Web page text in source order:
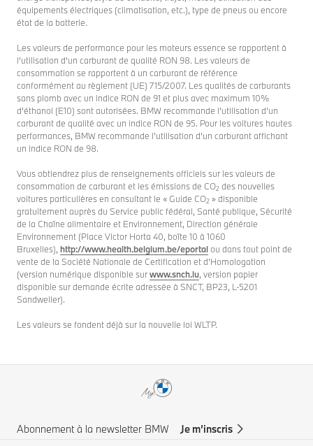
équipements électriques (climatisation, etc.), type de pneus ou encore
état de la batterie.
Les valeurs de performance pour les moteurs essence se rapportent à
l’utilisation d’un carburant de qualité RON 98. Les valeurs de
consommation se rapportent à un carburant de référence
conformément au règlement (UE) 715/2007. Les qualités de carburants
sans plomb avec un indice RON de 91 et plus avec maximum 10%
d’éthanol (E10) sont autorisées. BMW recommande l’utilisation d’un
carburant de qualité avec un indice RON de 95. Pour les voitures hautes
performances, BMW recommande l’utilisation d’un carburant affichant
un indice RON de 98.
Vous obtiendrez plus de renseignements officiels sur les valeurs de
consommation de carburant et les émissions de CO2 des nouvelles
voitures particulières en consultant le « Guide CO2 » disponible
gratuitement auprès du Service public fédéral, Santé publique, Sécurité
de la Chaîne alimentaire et Environnement, Direction générale
Environnement (Place Victor Horta 40, boîte 10 à 1060
Bruxelles), http://www.health.belgium.be/eportalou dans tout point de
vente de la Société Nationale de Certification et d’Homologation
(version numérique disponible surwww.snch.lu, version papier
disponible sur demande écrite adressée à SNCT, BP23, L-5201
Sandweiler).
Les valeurs se fondent déjà sur la nouvelle loi WLTP.
Abonnement à la newsletter BMW Je m’inscris